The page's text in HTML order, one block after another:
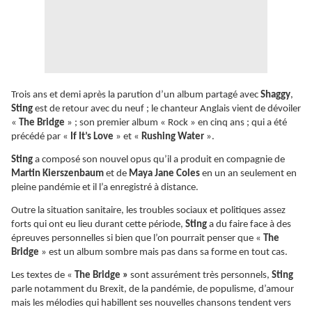
Trois ans et demi après la parution d’un album partagé avec Shaggy,
Sting est de retour avec du neuf ; le chanteur Anglais vient de dévoiler
« The Bridge » ; son premier album « Rock » en cinq ans ; qui a été
précédé par « If It’s Love » et « Rushing Water ».
Sting a composé son nouvel opus qu’il a produit en compagnie de
Martin Kierszenbaum et de Maya Jane Coles en un an seulement en
pleine pandémie et il l’a enregistré à distance.
Outre la situation sanitaire, les troubles sociaux et politiques assez
forts qui ont eu lieu durant cette période, Sting a du faire face à des
épreuves personnelles si bien que l’on pourrait penser que « The
Bridge » est un album sombre mais pas dans sa forme en tout cas.
Les textes de « The Bridge » sont assurément très personnels, Sting
parle notamment du Brexit, de la pandémie, de populisme, d’amour
mais les mélodies qui habillent ses nouvelles chansons tendent vers